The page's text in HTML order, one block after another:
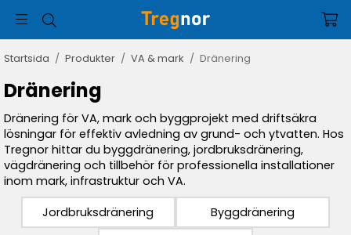
Startsida / Produkter / VA & mark / Dränering
Dränering
Dränering för VA, mark och byggprojekt med driftsäkra
lösningar för effektiv avledning av grund- och ytvatten. Hos
Tregnor hittar du byggdränering, jordbruksdränering,
vägdränering och tillbehör för professionella installationer
inom mark, infrastruktur och VA.
Jordbruksdränering
Byggdränering